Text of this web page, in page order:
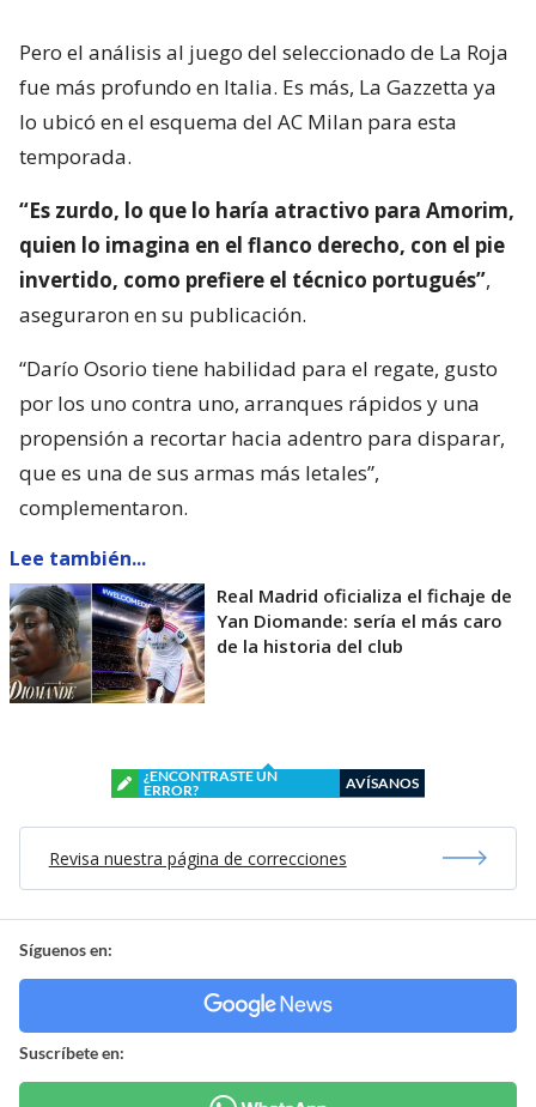
Pero el análisis al juego del seleccionado de La Roja
fue más profundo en Italia. Es más, La Gazzetta ya
lo ubicó en el esquema del AC Milan para esta
temporada.
“Es zurdo, lo que lo haría atractivo para Amorim,
quien lo imagina en el flanco derecho, con el pie
invertido, como prefiere el técnico portugués”,
aseguraron en su publicación.
“Darío Osorio tiene habilidad para el regate, gusto
por los uno contra uno, arranques rápidos y una
propensión a recortar hacia adentro para disparar,
que es una de sus armas más letales”,
complementaron.
Lee también...
Real Madrid oficializa el fichaje de
Yan Diomande: sería el más caro
de la historia del club
¿ENCONTRASTE UN
ERROR?
AVÍSANOS
Revisa nuestra página de correcciones
Síguenos en:
Suscríbete en: